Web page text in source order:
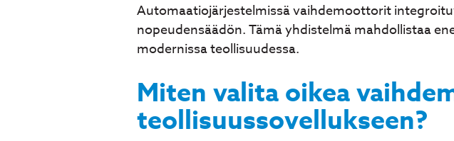
Automaatiojärjestelmissä vaihdemoottorit
nopeudensäädön. Tämä yhdistelmä mahdollistaa
modernissa teollisuudessa.
Miten valita oikea
teollisuussovellukseen?